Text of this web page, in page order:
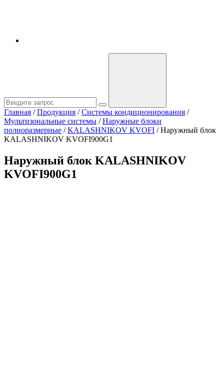
Главная / Продукция / Системы кондиционирования /
Мультизональные системы / Наружные блоки
полноразмерные / KALASHNIKOV KVOFI /Наружный блок
KALASHNIKOV KVOFI900G1
Наружный блок KALASHNIKOV
KVOFI900G1